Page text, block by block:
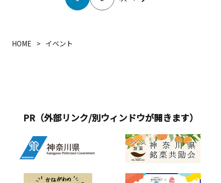
HOME イベント
PR（外部リンク/別ウィンドウが開きます）